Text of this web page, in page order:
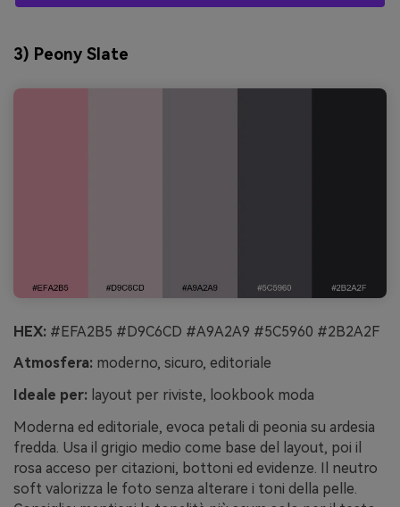
3) Peony Slate
HEX: #EFA2B5 #D9C6CD #A9A2A9 #5C5960 #2B2A2F
Atmosfera: moderno, sicuro, editoriale
Ideale per: layout per riviste, lookbook moda
Moderna ed editoriale, evoca petali di peonia su ardesia
fredda. Usa il grigio medio come base del layout, poi il
rosa acceso per citazioni, bottoni ed evidenze. Il neutro
soft valorizza le foto senza alterare i toni della pelle.